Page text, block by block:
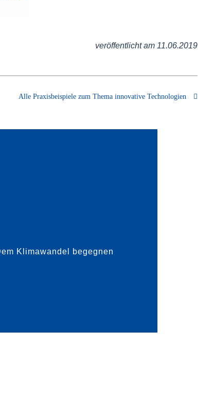
veröffentlicht am 11.06.2019
Alle Praxisbeispiele zum Thema innovative Technologien
Klimawandel begegnen